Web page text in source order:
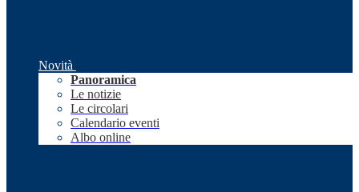
Novità
Panoramica
Le notizie
Le circolari
Calendario eventi
Albo online